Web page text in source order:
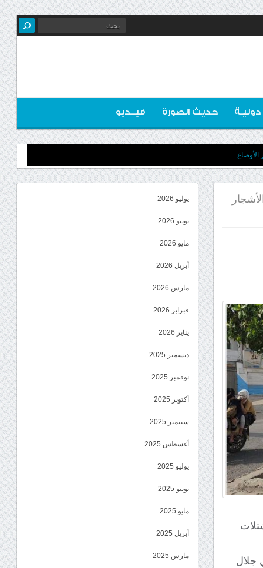
دوليـة حديث الصورة فيــديو
الأوضاع
جلال
يوليو 2026
يونيو 2026
مايو 2026
أبريل 2026
مارس 2026
فبراير 2026
يناير 2026
ديسمبر 2025
نوفمبر 2025
أكتوبر 2025
سبتمبر 2025
أغسطس 2025
يوليو 2025
يونيو 2025
مايو 2025
أبريل 2025
مارس 2025